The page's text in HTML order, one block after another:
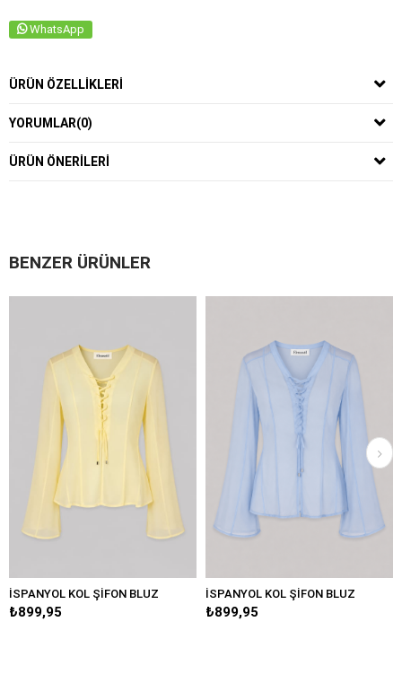
WhatsApp
ÜRÜN ÖZELLIKLERI
YORUMLAR(0)
ÜRÜN ÖNERILERI
BENZER ÜRÜNLER
KOL ŞİFON BLUZ İSPANYOL KOL ŞİFON BLUZ